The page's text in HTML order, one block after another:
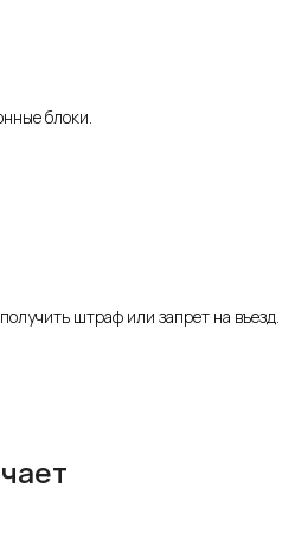
блоки.
штраф или запрет на въезд.